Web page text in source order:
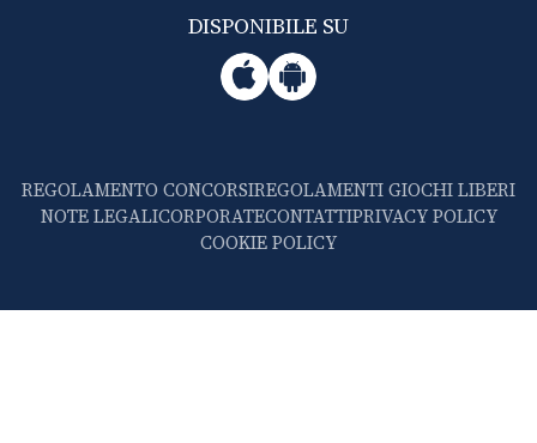
DISPONIBILE SU
REGOLAMENTO CONCORSIREGOLAMENTI GIOCHI LIBERI
NOTE LEGALICORPORATECONTATTIPRIVACY POLICY
COOKIE POLICY